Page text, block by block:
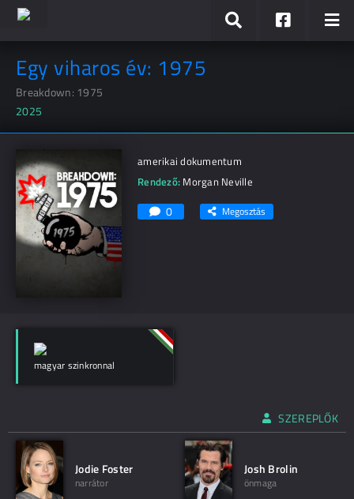
Egy viharos év: 1975
Breakdown: 1975
2025
amerikai dokumentum
Rendező: Morgan Neville
0 Megosztás
magyar szinkronnal
SZEREPLŐK
Jodie Foster
narrátor
Josh Brolin
önmaga